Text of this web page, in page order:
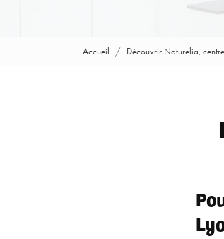
Accueil Découvrir Naturelia,